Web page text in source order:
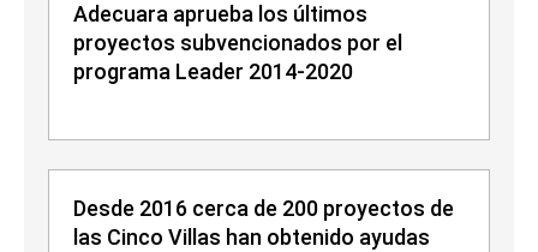
Adecuara aprueba los últimos
proyectos subvencionados por el
programa Leader 2014-2020
Desde 2016 cerca de 200 proyectos de
las Cinco Villas han obtenido ayudas